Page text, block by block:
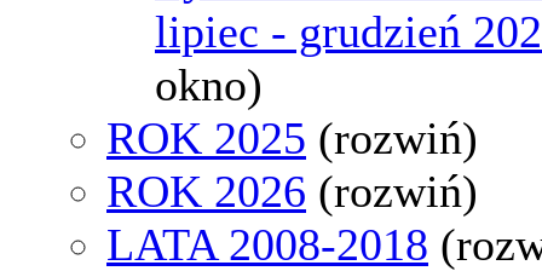
lipiec - grudzień
okno)
ROK 2025 (rozwiń)
ROK 2026 (rozwiń)
LATA 2008-2018